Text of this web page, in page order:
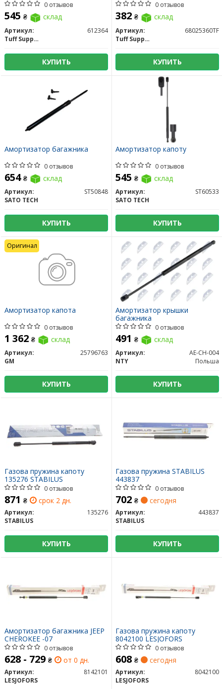
0 отзывов
545 ₴ склад
Артикул:
612364
Tuff Support
КУПИТЬ
0 отзывов
382 ₴ склад
Артикул:
68025360TF
Tuff Support
КУПИТЬ
Амортизатор багажника
0 отзывов
654 ₴ склад
Артикул:
ST50848
SATO TECH
КУПИТЬ
Амортизатор капоту
0 отзывов
545 ₴ склад
Артикул:
ST60533
SATO TECH
КУПИТЬ
Амортизатор капота
0 отзывов
1 362 ₴ склад
Артикул:
25796763
GM
КУПИТЬ
Оригинал
Амортизатор крышки
багажника
0 отзывов
491 ₴ склад
Артикул:
AE-CH-004
NTY
Польша
КУПИТЬ
Газова пружина капоту
135276 STABILUS
0 отзывов
871 ₴ срок 2 дн.
Артикул:
135276
STABILUS
КУПИТЬ
Газова пружина STABILUS
443837
0 отзывов
702 ₴ сегодня
Артикул:
443837
STABILUS
КУПИТЬ
Амортизатор багажника JEEP
CHEROKEE -07
0 отзывов
628 - 729 ₴ от 0 дн.
Артикул:
8142101
LESJOFORS
Газова пружина капоту
8042100 LESJOFORS
0 отзывов
608 ₴ сегодня
Артикул:
8042100
LESJOFORS